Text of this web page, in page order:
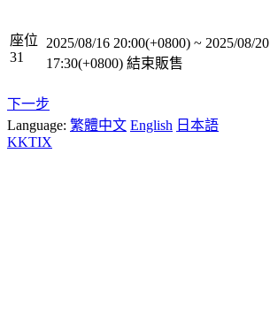
座位
31
2025/08/16 20:00(+0800) ~ 2025/08/20
17:30(+0800) 結束販售
下一步
Language: 繁體中文 English 日本語
KKTIX